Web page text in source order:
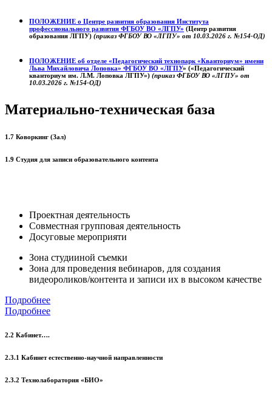
ПОЛОЖЕНИЕ о Центре развития образования Института
профессионального развития ФГБОУ ВО «ЛГПУ» (Центр развития
образования ЛГПУ) (приказ ФГБОУ ВО «ЛГПУ» от 10.03.2026 г. №154-ОД)
ПОЛОЖЕНИЕ об отделе «Педагогический технопарк «Кванториум» имени
Льва Михайловича Лоповка» ФГБОУ ВО «ЛГПУ» («Педагогический
кванториум им. Л.М. Лоповка ЛГПУ») (приказ ФГБОУ ВО «ЛГПУ» от
10.03.2026 г. №154-ОД)
Материально-техническая база
1.7 Коворкинг (Зал)
1.9 Студия для записи образовательного контента
Проектная деятельность
Совместная групповая деятельность
Досуговые мероприяти
Зона студииной съемки
Зона для проведения вебинаров, для создания
видеороликов/контента и записи их в высоком качестве
Подробнее
Подробнее
2.2 Кабинет….
2.3.1 Кабинет естественно-научной направленности
2.3.2 Технолаборатория «БИО»